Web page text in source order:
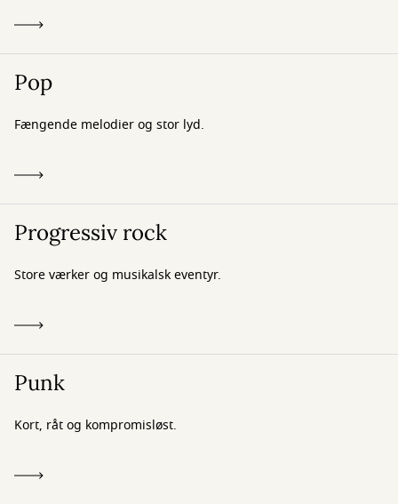
Pop
Fængende melodier og stor lyd.
Progressiv rock
Store værker og musikalsk eventyr.
Punk
Kort, råt og kompromisløst.